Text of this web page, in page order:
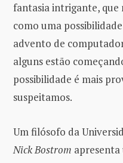
fantasia intrigante, que
como uma
advento de
alguns estão
possibilidade é mais
suspeitamos.
Um filósofo da
Nick Bostrom